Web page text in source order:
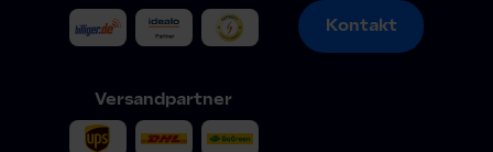
Versandpartner
Kontakt
Kontakt